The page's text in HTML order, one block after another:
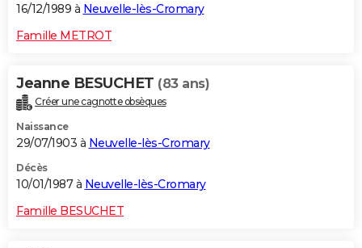
16/12/1989 à Neuvelle-lès-Cromary
Famille METROT
Jeanne BESUCHET (83 ans)
Créer une cagnotte obsèques
Naissance
29/07/1903 à Neuvelle-lès-Cromary
Décès
10/01/1987 à Neuvelle-lès-Cromary
Famille BESUCHET